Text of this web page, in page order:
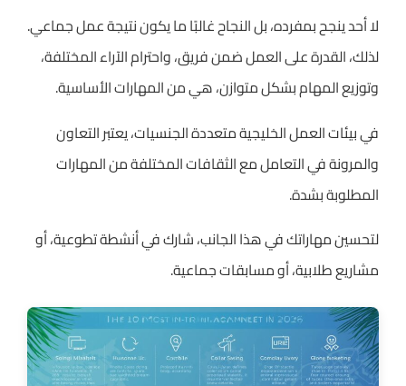
لا أحد ينجح بمفرده، بل النجاح غالبًا ما يكون نتيجة عمل جماعي.
لذلك، القدرة على العمل ضمن فريق، واحترام الآراء المختلفة،
وتوزيع المهام بشكل متوازن، هي من المهارات الأساسية.
في بيئات العمل الخليجية متعددة الجنسيات، يعتبر التعاون
والمرونة في التعامل مع الثقافات المختلفة من المهارات
المطلوبة بشدة.
لتحسين مهاراتك في هذا الجانب، شارك في أنشطة تطوعية، أو
مشاريع طلابية، أو مسابقات جماعية.